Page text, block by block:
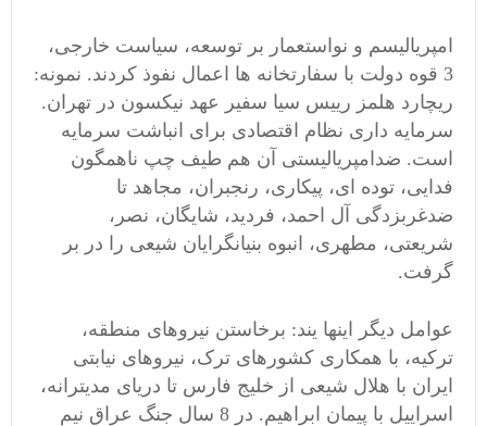
امپریالیسم و نواستعمار بر توسعه، سیاست خارجی،
3 قوه دولت با سفارتخانه ها اعمال نفوذ کردند. نمونه:
ریچارد هلمز رییس سیا سفیر عهد نیکسون در تهران.
سرمایه داری نظام اقتصادی برای انباشت سرمایه
است. ضدامپریالیستی آن هم طیف چپ ناهمگون
فدایی، توده ای، پیکاری، رنجبران، مجاهد تا
ضدغربزدگی آل احمد، فردید، شایگان، نصر،
شریعتی، مطهری، انبوه بنیانگرایان شیعی را در بر
گرفت.
عوامل دیگر اینها یند: برخاستن نیروهای منطقه،
ترکیه، با همکاری کشورهای ترک، نیروهای نیابتی
ایران با هلال شیعی از خلیج فارس تا دریای مدیترانه،
اسراییل با پیمان ابراهیم. در 8 سال جنگ عراق نیم